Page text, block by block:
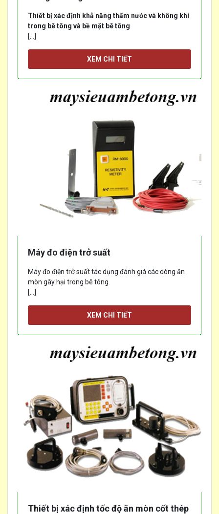
Thiết bị xác định khả năng thấm nước và không khí
trong bê tông và bề mặt bê tông
[...]
XEM CHI TIẾT
Máy đo điện trở suất
Máy đo điện trở suất tác dụng đánh giá các dòng ăn
mòn gây hại trong bê tông.
[...]
XEM CHI TIẾT
Thiết bị xác định tốc độ ăn mòn cốt thép